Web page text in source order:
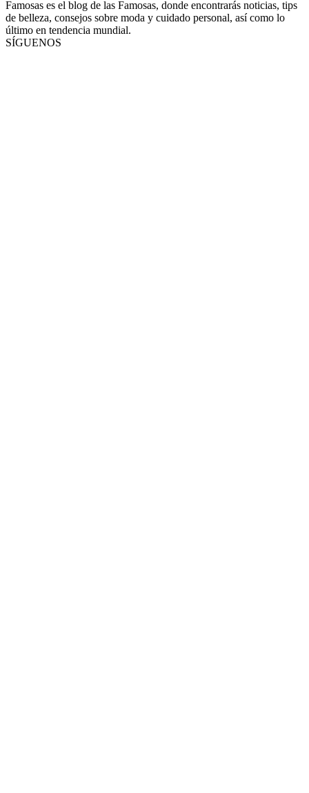
Famosas es el blog de las Famosas, donde encontrarás noticias, tips
de belleza, consejos sobre moda y cuidado personal, así como lo
último en tendencia mundial.
SÍGUENOS